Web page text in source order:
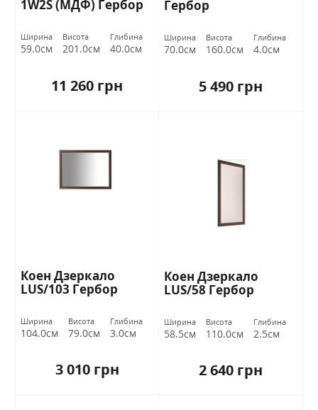
1W2S (МДФ) Гербор
Ширина
59.0см
Висота
201.0см
Глибина
40.0см
11 260 грн
Гербор
Ширина
70.0см
Висота
160.0см
Глибина
4.0см
5 490 грн
Коен Дзеркало
LUS/103 Гербор
Ширина
104.0см
Висота
79.0см
Глибина
3.0см
3 010 грн
Коен Дзеркало
LUS/58 Гербор
Ширина
58.5см
Висота
110.0см
Глибина
2.5см
2 640 грн